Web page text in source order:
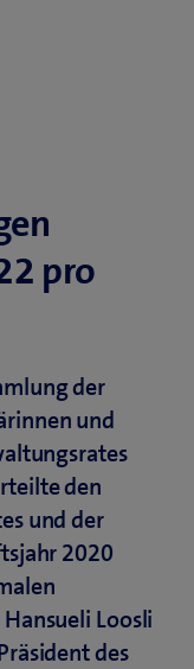
pro
der
und
den
und der
2020
Loosli
des